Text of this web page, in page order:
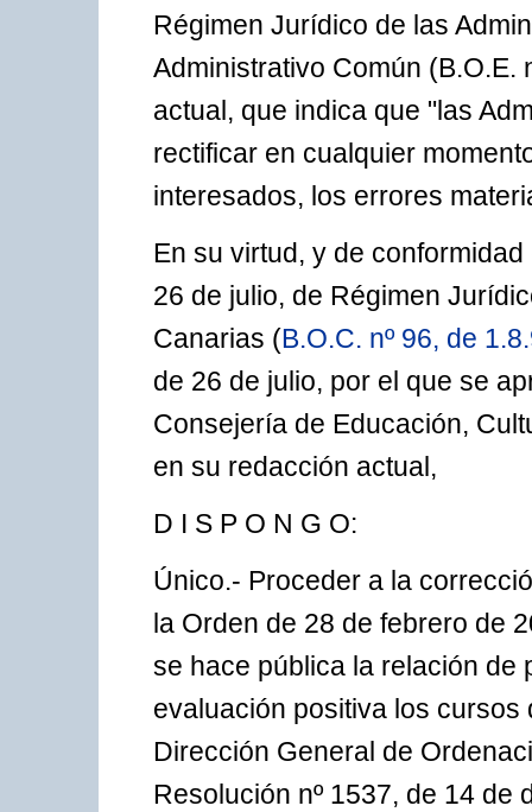
Régimen Jurídico de las
Administrativo Común (B.O.E.
actual, que indica que "las
rectificar en cualquier
interesados, los errores
En su virtud, y de
26 de julio, de Régimen
Canarias (B.O.C. nº 96, de
de 26 de julio, por el que se
Consejería de Educación,
en su redacción actual,
D I S P O N G O:
Único.- Proceder a la
la Orden de 28 de febrero de
se hace pública la relación de
evaluación positiva los
Dirección General de
Resolución nº 1537, de 14 de